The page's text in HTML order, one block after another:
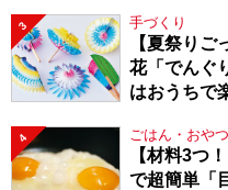
3 手づくり
【夏祭り
花「でんぐ
はおうちで
4 ごはん・おやつ
【材料3つ
で超簡単「